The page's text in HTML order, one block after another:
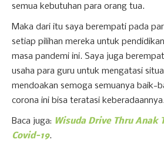
semua kebutuhan para orang tua.
Maka dari itu saya berempati pada
setiap pilihan mereka untuk
masa pandemi ini. Saya juga
usaha para guru untuk mengatasi
mendoakan semoga semuanya baik-
corona ini bisa teratasi keberadaannya.
Baca juga: Wisuda Drive Thru Anak
Covid-19.